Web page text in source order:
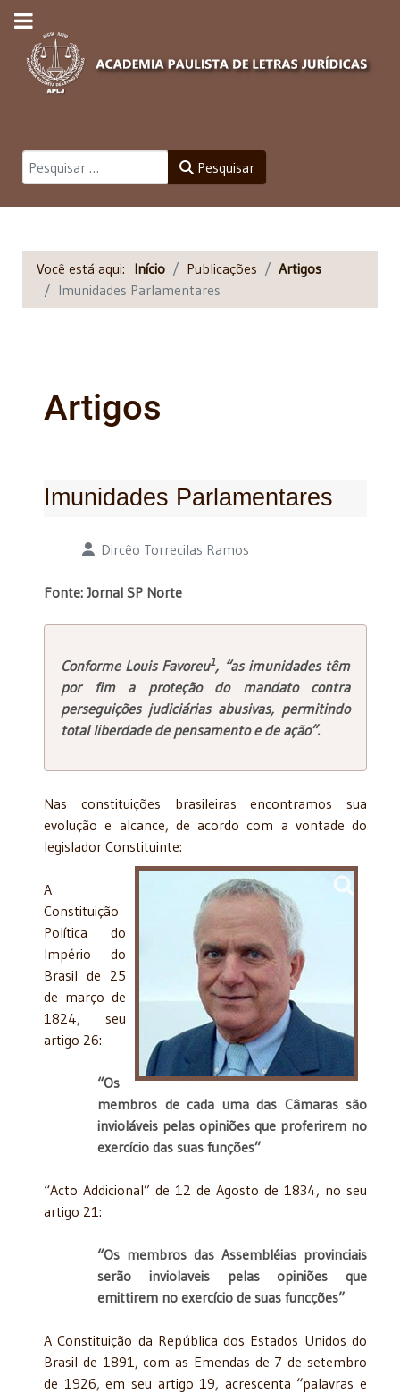
Pesquisar Pesquisar
Você está aqui: Início Publicações
Artigos
Imunidades Parlamentares
Artigos
Imunidades Parlamentares
Detalhes Dircêo Torrecilas Ramos
Fonte: Jornal SP Norte
Conforme Louis Favoreu1, “as imunidades têm
por fim a proteção do mandato contra
perseguições judiciárias abusivas, permitindo
total liberdade de pensamento e de ação”.
Nas constituições brasileiras encontramos sua
evolução e alcance, de acordo com a vontade do
legislador Constituinte:
A
Constituição
Política do
Império do
Brasil de 25
de março de
1824, seu
artigo 26:
“Os
membros de cada uma das Câmaras são
invioláveis pelas opiniões que proferirem no
exercício das suas funções”
“Acto Addicional” de 12 de Agosto de 1834, no seu
artigo 21:
“Os membros das Assembléias provinciais
serão inviolaveis pelas opiniões que
emittirem no exercício de suas funcções”
A Constituição da República dos Estados Unidos do
Brasil de 1891, com as Emendas de 7 de setembro
de 1926, em seu artigo 19, acrescenta “palavras e